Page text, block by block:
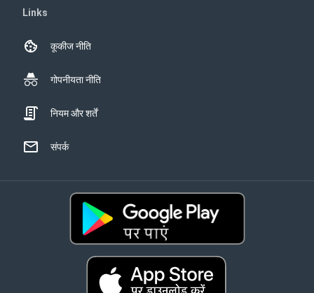
Links
कूकीज नीति
गोपनीयता नीति
नियम और शर्तें
संपर्क